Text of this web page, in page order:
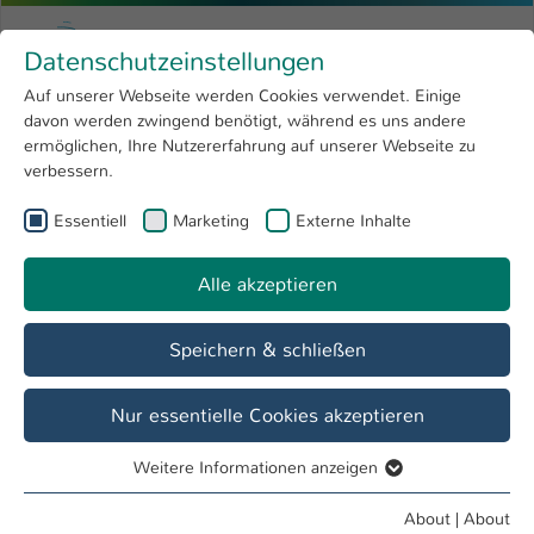
Menu
Research 4
Open submenu
University
International
Skip to main content
University of Applied Sciences
You are here:
Master
MBA Motorsport-Management
Das MBA-Fernstudium Motorsport-Management ist ein
weiterbildendes, internationales und berufsbegleitendes
Datenschutzeinstellungen
Auf unserer Webseite werden Cookies verwendet. Einige
davon werden zwingend benötigt, während es uns andere
ermöglichen, Ihre Nutzererfahrung auf unserer Webseite zu
verbessern.
Essentiell Marketing Externe Inhalte
Alle akzeptieren
Speichern & schließen
Nur essentielle Cookies akzeptieren
Essentielle Cookies werden für grundlegende Funktionen
Weitere Informationen anzeigen
About | About